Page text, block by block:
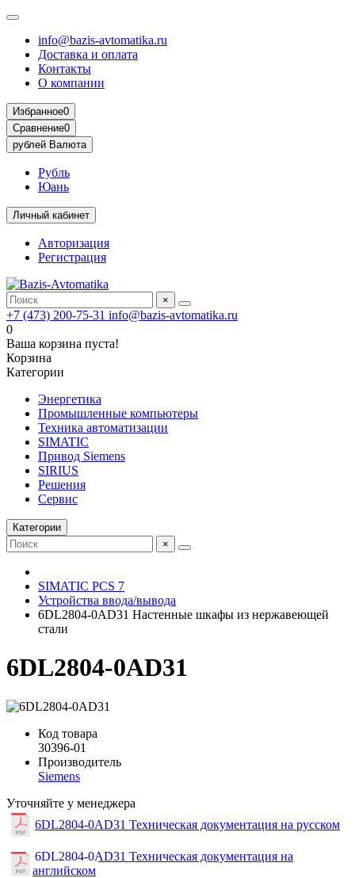
info@bazis-avtomatika.ru
Доставка и оплата
Контакты
О компании
Избранное0
Сравнение0
рублей Валюта
Рубль
Юань
Личный кабинет
Авторизация
Регистрация
×
+7 (473) 200-75-31 info@bazis-avtomatika.ru
0
Ваша корзина пуста!
Корзина
Категории
Энергетика
Промышленные компьютеры
Техника автоматизации
SIMATIC
Привод Siemens
SIRIUS
Решения
Сервис
Категории
×
SIMATIC PCS 7
Устройства ввода/вывода
6DL2804-0AD31 Настенные шкафы из нержавеющей
стали
6DL2804-0AD31
Код товара
30396-01
Производитель
Siemens
Уточняйте у менеджера
6DL2804-0AD31 Техническая документация на русском
6DL2804-0AD31 Техническая документация на
английском